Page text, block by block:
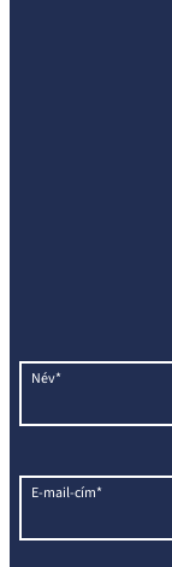
Név*
E-mail-cím*